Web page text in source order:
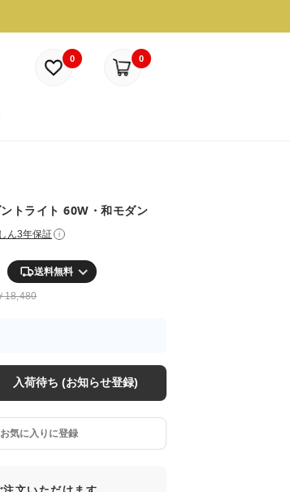
0 0
トライト 60W・和モダン
ん3年保証 i
送料無料
18,480
入荷待ち (お知らせ登録)
お気に入りに登録